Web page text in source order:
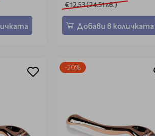
€ 12.53 (24.51 лв.)
Добави в количката
-20%